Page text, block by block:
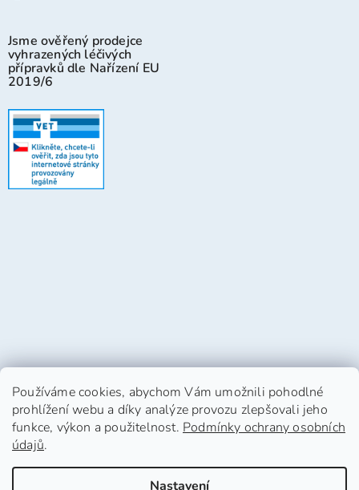
Používáme cookies, abychom Vám umožnili pohodlné
prohlížení webu a díky analýze provozu zlepšovali jeho
funkce, výkon a použitelnost. Podmínky ochrany osobních
údajů.
Nastavení
Jsme ověřený prodejce
vyhrazených léčivých
přípravků dle Nařízení EU
2019/6
Vytvořil Shoptet